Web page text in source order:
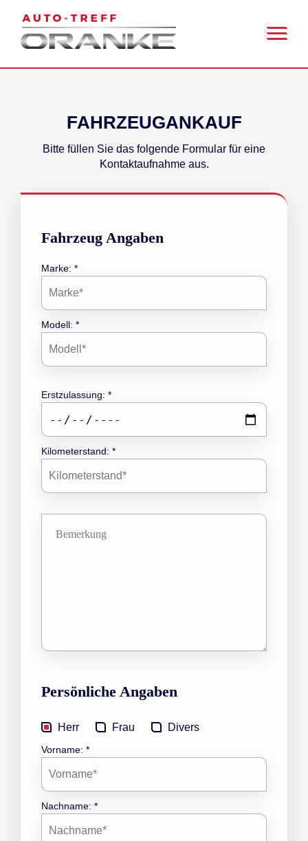
FAHRZEUGANKAUF
Bitte füllen Sie das folgende Formular für eine
Kontaktaufnahme aus.
Fahrzeug Angaben
Marke: *
Modell: *
Erstzulassung: *
Kilometerstand: *
Persönliche Angaben
Herr Frau Divers
Vorname: *
Nachname: *